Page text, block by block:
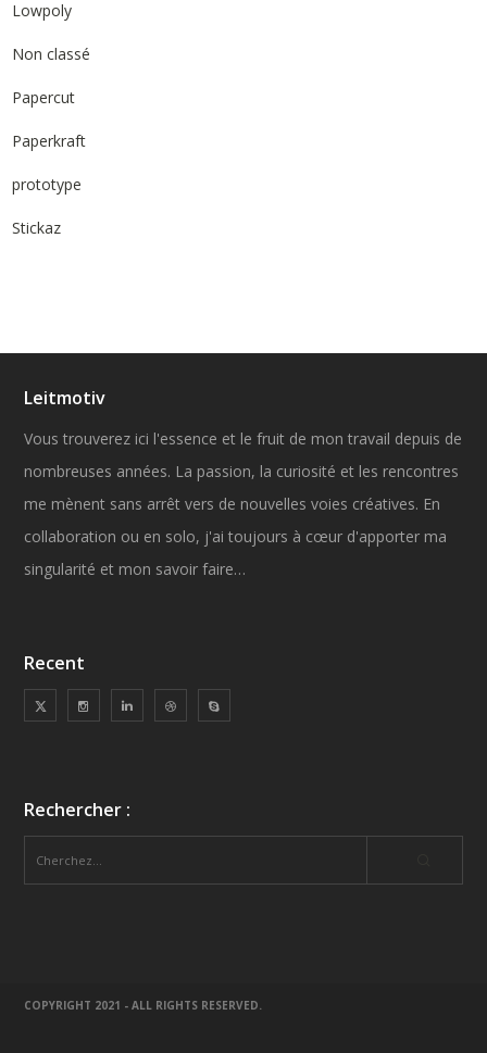
Lowpoly
Non classé
Papercut
Paperkraft
prototype
Stickaz
Leitmotiv
Vous trouverez ici l'essence et le fruit de mon travail depuis de
nombreuses années. La passion, la curiosité et les rencontres
me mènent sans arrêt vers de nouvelles voies créatives. En
collaboration ou en solo, j'ai toujours à cœur d'apporter ma
singularité et mon savoir faire…
Recent
Rechercher :
COPYRIGHT 2021 - ALL RIGHTS RESERVED.